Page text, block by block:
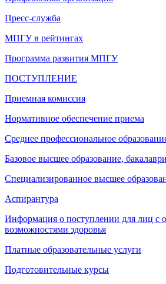
Пресс-служба
МПГУ в рейтингах
Программа развития МПГУ
ПОСТУПЛЕНИЕ
Приемная комиссия
Нормативное обеспечение приема
Среднее профессиональное
Базовое высшее образование,
Специализированное высшее
Аспирантура
Информация о поступлении для лиц с
возможностями здоровья
Платные образовательные услуги
Подготовительные курсы